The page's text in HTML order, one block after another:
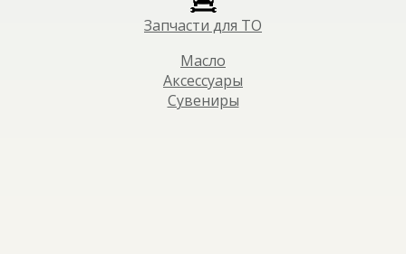
Запчасти для ТО
Масло
Аксессуары
Сувениры